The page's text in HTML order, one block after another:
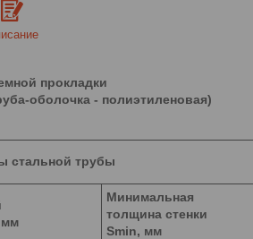
прокладки
оболочка - полиэтиленовая)
стальной трубы
мм
Минимальная
толщина стенки
Smin, мм